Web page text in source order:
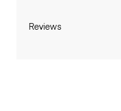
Reviews